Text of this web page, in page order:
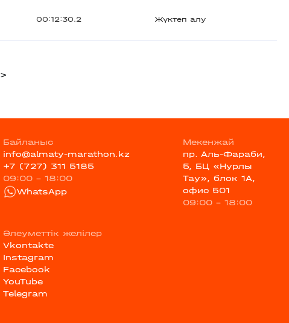
00:12:30.2 Жүктеп алу
>
Байланыс
info@almaty-marathon.kz
+7 (727) 311 5185
09:00 - 18:00
WhatsApp
Мекенжай
пр. Аль-Фараби,
5, БЦ «Нурлы
Тау», блок 1А,
офис 501
09:00 - 18:00
Әлеуметтік желілер
Vkontakte
Instagram
Facebook
YouTube
Telegram